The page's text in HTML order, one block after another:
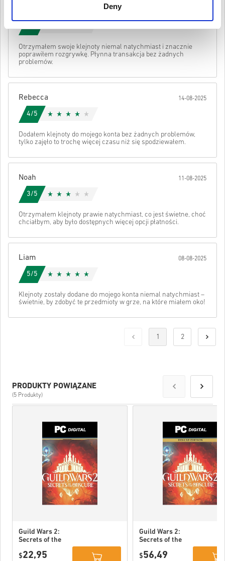
Deny
Obejrzyj krótki poradnik powyżej lub wykonaj poniższe kroki 👇
• Wpisz swój adres e-mail
• Wybierz preferowaną metodę płatności
• Sfinalizuj zamówienie
Po wszystkim otrzymasz e-mail z bezpiecznym linkiem do swojego
kodu.
Kody te nie mają daty ważności.
Zawartość do pobrania lub produkty DLC — aby zagrać w
to rozszerzenie, musisz mieć oryginalną grę.
W przypadku niektórych produktów możesz otrzymać
więcej niż jeden kod.
Anuluj Wysłać
Otrzymałem swoje klejnoty niemal natychmiast i znacznie
poprawiłem rozgrywkę. Płynna transakcja bez żadnych
problemów.
Rebecca 14-08-2025
4/5
Dodałem klejnoty do mojego konta bez żadnych problemów,
tylko zajęło to trochę więcej czasu niż się spodziewałem.
Noah 11-08-2025
3/5
Otrzymałem klejnoty prawie natychmiast, co jest świetne, choć
chciałbym, aby było dostępnych więcej opcji płatności.
Liam 08-08-2025
5/5
Klejnoty zostały dodane do mojego konta niemal natychmiast –
świetnie, by zdobyć te przedmioty w grze, na które miałem oko!
1 2
PRODUKTY POWIĄZANE
(5 Produkty)
Guild Wars 2:
Secrets of the
EU
$22,95
Guild Wars 2:
Secrets of the
Edition DLC PC
$56,49